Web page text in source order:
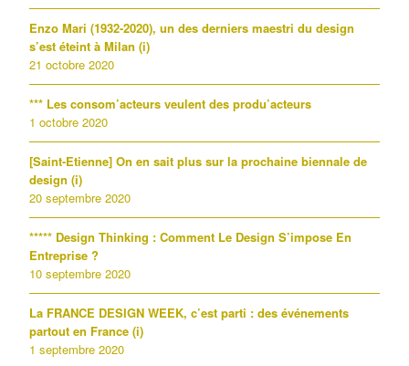
Enzo Mari (1932-2020), un des derniers maestri du design
s’est éteint à Milan (i)
21 octobre 2020
*** Les consom’acteurs veulent des produ’acteurs
1 octobre 2020
[Saint-Etienne] On en sait plus sur la prochaine biennale de
design (i)
20 septembre 2020
***** Design Thinking : Comment Le Design S’impose En
Entreprise ?
10 septembre 2020
La FRANCE DESIGN WEEK, c’est parti : des événements
partout en France (i)
1 septembre 2020